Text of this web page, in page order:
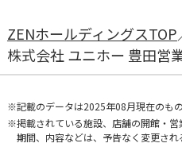
ZENホールディングスTOP
株式会社 ユニホー 豊田営
記載のデータは2025年08月現在のもの
掲載されている施設、店舗の開館・
期間、内容などは、予告なく変更さ